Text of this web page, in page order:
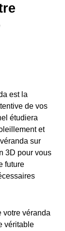
est la
de vos
étudiera
et
sur
3D pour vous
future
votre véranda
véritable